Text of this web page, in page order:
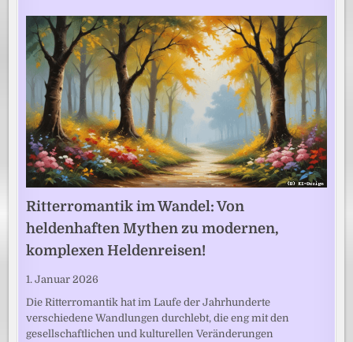
Ritterromantik im Wandel: Von
heldenhaften Mythen zu modernen,
komplexen Heldenreisen!
1. Januar 2026
Die Ritterromantik hat im Laufe der Jahrhunderte
verschiedene Wandlungen durchlebt, die eng mit den
gesellschaftlichen und kulturellen Veränderungen